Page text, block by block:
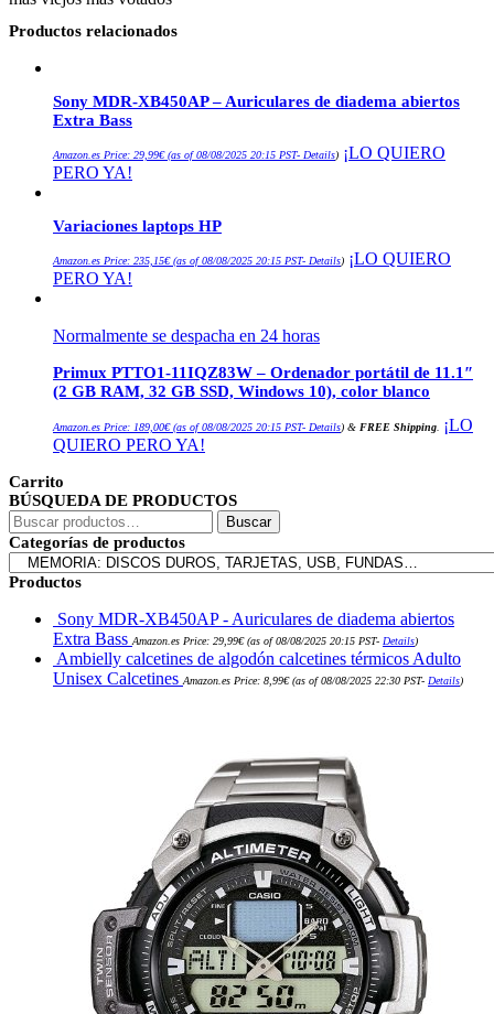
Productos relacionados
Sony MDR-XB450AP – Auriculares de diadema abiertos
Extra Bass
Amazon.es Price: 29,99€(as of 08/08/2025 20:15 PST- Details) ¡LO QUIERO
PERO YA!
Variaciones laptops HP
Amazon.es Price: 235,15€(as of 08/08/2025 20:15 PST- Details) ¡LO QUIERO
PERO YA!
Normalmente se despacha en 24 horas
Primux PTTO1-11IQZ83W – Ordenador portátil de 11.1″
(2 GB RAM, 32 GB SSD, Windows 10), color blanco
Amazon.es Price: 189,00€(as of 08/08/2025 20:15 PST- Details) & FREE Shipping
¡LO
QUIERO PERO YA!
Carrito
BÚSQUEDA DE PRODUCTOS
Buscar
por:
Buscar
Categorías de productos
Productos
Sony MDR-XB450AP - Auriculares de diadema abiertos
Extra Bass Amazon.es Price: 29,99€(as of 08/08/2025 20:15 PST- Details)
Ambielly calcetines de algodón calcetines térmicos Adulto
Unisex Calcetines Amazon.es Price: 8,99€(as of 08/08/2025 22:30 PST- Details)